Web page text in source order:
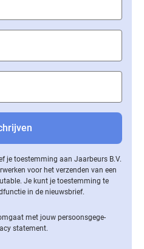
je toestemming aan Jaarbeurs B.V.
voor het verzenden van een
Je kunt je toestemming te
in de nieuwsbrief.
met jouw per­soons­ge­ge­
statement.